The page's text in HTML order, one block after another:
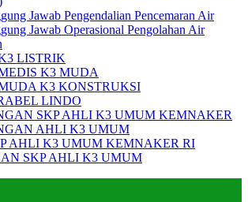
Jawab Pengendalian Pencemaran Air
Jawab Operasional Pengolahan Air
LISTRIK
K3 MUDA
K3 KONSTRUKSI
LINDO
SKP AHLI K3 UMUM KEMNAKER
AHLI K3 UMUM
AHLI K3 UMUM KEMNAKER RI
SKP AHLI K3 UMUM